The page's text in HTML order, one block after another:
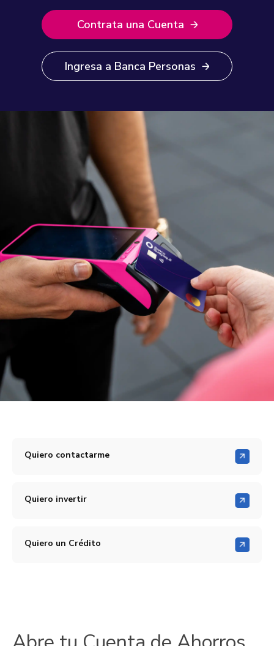
Contrata una Cuenta
Ingresa a Banca Personas
Quiero contactarme
Quiero invertir
Quiero un Crédito